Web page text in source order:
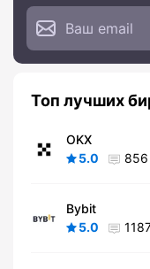
Топ лучших
OKX
5.0
856
Bybit
5.0